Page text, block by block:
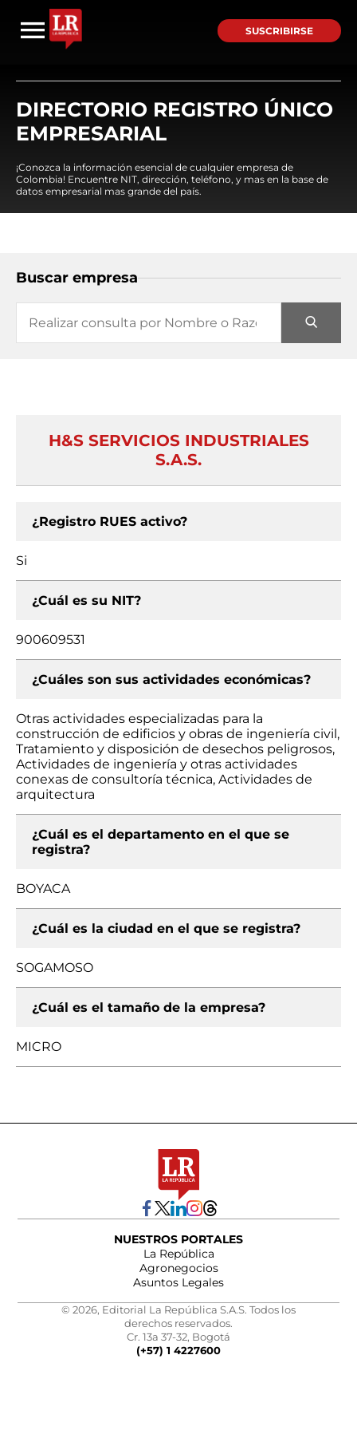
SUSCRIBIRSE
DIRECTORIO REGISTRO ÚNICO
EMPRESARIAL
¡Conozca la información esencial de cualquier empresa de
Colombia! Encuentre NIT, dirección, teléfono, y mas en la base de
datos empresarial mas grande del país.
Buscar empresa
H&S SERVICIOS INDUSTRIALES
S.A.S.
¿Registro RUES activo?
Si
¿Cuál es su NIT?
900609531
¿Cuáles son sus actividades económicas?
Otras actividades especializadas para la
construcción de edificios y obras de ingeniería civil,
Tratamiento y disposición de desechos peligrosos,
Actividades de ingeniería y otras actividades
conexas de consultoría técnica, Actividades de
arquitectura
¿Cuál es el departamento en el que se
registra?
BOYACA
¿Cuál es la ciudad en el que se registra?
SOGAMOSO
¿Cuál es el tamaño de la empresa?
MICRO
NUESTROS PORTALES
La República
Agronegocios
Asuntos Legales
© 2026, Editorial La República S.A.S. Todos los
derechos reservados.
Cr. 13a 37-32, Bogotá
(+57) 1 4227600